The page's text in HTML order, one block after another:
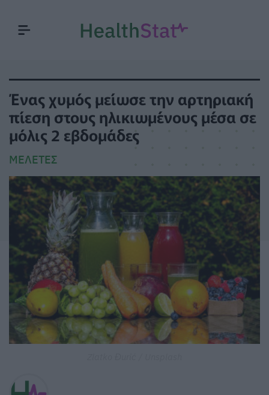
Ένας χυμός μείωσε την αρτηριακή
πίεση στους ηλικιωμένους μέσα σε
μόλις 2 εβδομάδες
ΜΕΛΈΤΕΣ